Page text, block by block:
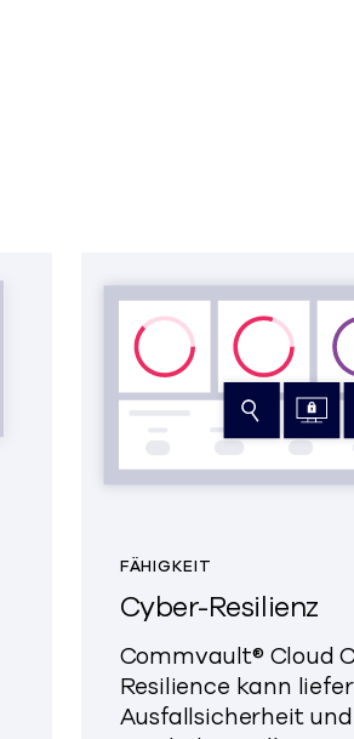
FÄHIGKEIT
Cyber-Resilienz
Commvault® Cloud
Resilience kann
Ausfallsicherheit und